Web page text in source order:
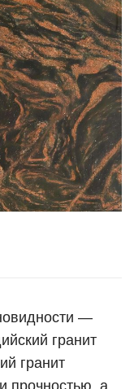
—
гранит
гранит